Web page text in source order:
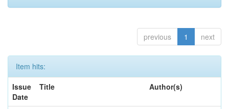
previous 1 next
Item hits:
Issue
Date
Title Author(s)